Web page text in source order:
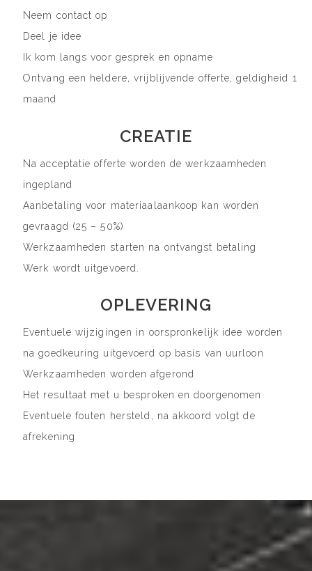
Neem contact op
Deel je idee
Ik kom langs voor gesprek en opname
Ontvang een heldere, vrijblijvende offerte, geldigheid 1
maand
CREATIE
Na acceptatie offerte worden de werkzaamheden
ingepland
Aanbetaling voor materiaalaankoop kan worden
gevraagd (25 – 50%)
Werkzaamheden starten na ontvangst betaling
Werk wordt uitgevoerd.
OPLEVERING
Eventuele wijzigingen in oorspronkelijk idee worden
na goedkeuring uitgevoerd op basis van uurloon
Werkzaamheden worden afgerond
Het resultaat met u besproken en doorgenomen
Eventuele fouten hersteld, na akkoord volgt de
afrekening